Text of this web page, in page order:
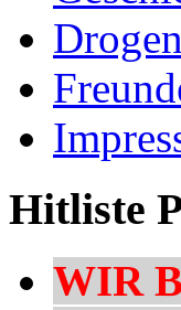
Hitliste
WIR